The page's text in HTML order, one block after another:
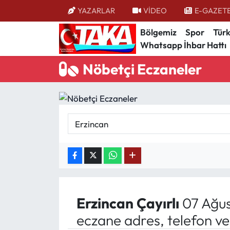
YAZARLAR VİDEO E-
Bölgemiz Spor
Whatsapp İhbar Hattı
Nöbetçi Eczaneler
Erzincan Çayırlı 07
eczane adres, telefon
Bölgemiz
Kültür/Sanat
Trabzon Nöbetçi Eczaneler
Trabzon Hava Durumu
Trabzon Trafik Yoğunluk Haritası
Süper Lig Puan Durumu ve Fikstür